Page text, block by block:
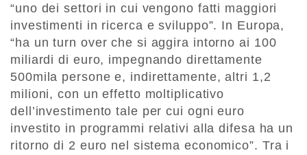
“uno dei settori in cui vengono fatti maggiori
investimenti in ricerca e sviluppo”. In Europa,
“ha un turn over che si aggira intorno ai 100
miliardi di euro, impegnando direttamente
500mila persone e, indirettamente, altri 1,2
milioni, con un effetto moltiplicativo
dell’investimento tale per cui ogni euro
investito in programmi relativi alla difesa ha un
ritorno di 2 euro nel sistema economico”. Tra i